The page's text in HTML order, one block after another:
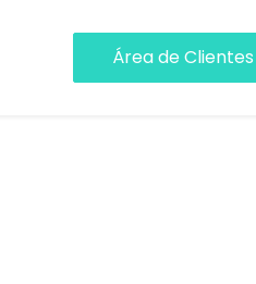
Área de Clientes